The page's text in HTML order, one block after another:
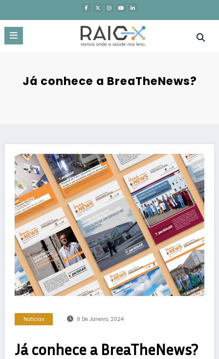
o
conteúdo
Já conhece a BreaTheNews?
Notícias 9 De Janeiro, 2024
Já conhece a BreaTheNews?